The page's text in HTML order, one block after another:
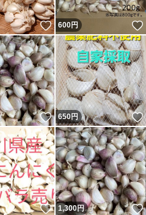
いいね！
600円
いいね！
650円
いいね！
1,300円